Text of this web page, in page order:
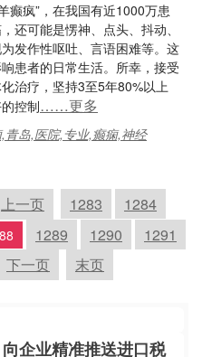
癫疯”，在我国有近1000万患
还可能是愣神、点头、抖动、
发作性呕吐、言语困难等。这
患者的日常生活。所幸，接受
治疗，坚持3至5年80%以上
控制……更多
青岛,医院,专业,癫痫,神经
上一页 1283
1284
1289 1290
1291
下一页 末页
企业精准推送进口税